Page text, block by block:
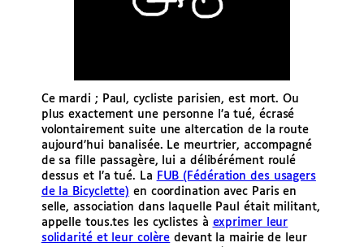
Ce mardi ; Paul, cycliste parisien, est mort. Ou
plus exactement une personne l’a tué, écrasé
volontairement suite une altercation de la route
aujourd’hui banalisée. Le meurtrier, accompagné
de sa fille passagère, lui a délibérément roulé
dessus et l’a tué. La
FUB (Fédération des usagers
de la Bicyclette) en coordination avec Paris en
selle, association dans laquelle Paul était militant,
appelle tous.tes les cyclistes à exprimer leur
solidarité et leur colère devant la mairie de leur